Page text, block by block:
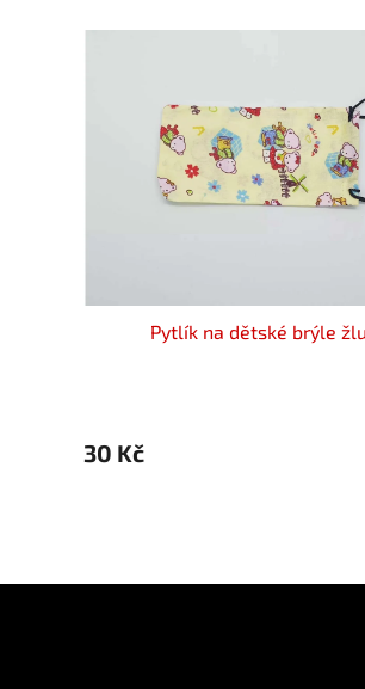
Pytlík na dětské brýle
30 Kč